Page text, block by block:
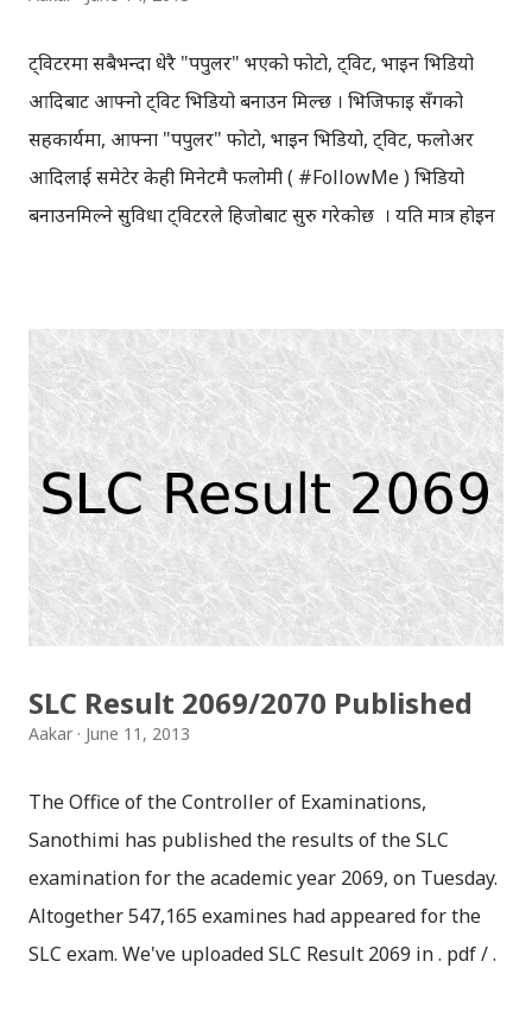
ट्विटरमा सबैभन्दा धेरै "पपुलर" भएको फोटो, ट्विट, भाइन भिडियो
आदिबाट आफ्नो ट्विट भिडियो बनाउन मिल्छ । भिजिफाइ सँगको
सहकार्यमा, आफ्ना "पपुलर" फोटो, भाइन भिडियो, ट्विट, फलोअर
आदिलाई समेटेर केही मिनेटमै फलोमी ( #FollowMe ) भिडियो
बनाउनमिल्ने सुविधा ट्विटरले हिजोबाट सुरु गरेकोछ । यति मात्र होइन
भिजीफाईले अटोमेटिक रुपमा केही मिनेट भित्रैमा तपाईको ट्विटहरुको
फलोमी भिडियो तयार पारिदिन्छ । भिडियो तयार भइसकेपछि,
आवश्यकता अनुसार आफूले सम्पादन पनि गर्न मिल्छ । Hey
@KakaBaa , @Lohsirk , @anantabrt , you've got a
starring role in my video: https://t.co/wL9iSnup1a
#FollowMe #Vizify — Aakar Anil (@aakarpost) June
13, 2013 फरक प्रसंग हिजो देखि ट्विटरले ट्विटर एनालिटिक्स सबैको
लागि खुला गरेकोछ । आफ्नो कुन ट्विट कति "ईंगेजिङ" छ, कुन लिंक
कति पटक क्लिक भयो, कति पटक रिट्विट भयो, मेन्सन भयो, फेव
SLC Result 2069/2070 Published
Aakar June 11, 2013
The Office of the Controller of Examinations,
Sanothimi has published the results of the SLC
examination for the academic year 2069, on Tuesday.
Altogether 547,165 examines had appeared for the
SLC exam. We've uploaded SLC Result 2069 in . pdf / .